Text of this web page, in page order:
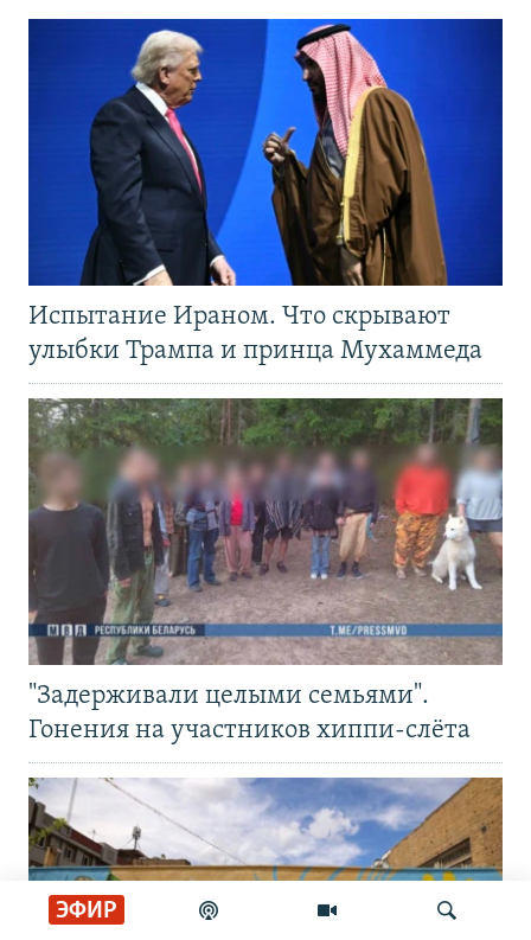
ЭФИР
Испытание Ираном. Что скрывают
улыбки Трампа и принца Мухаммеда
"Задерживали целыми семьями".
Гонения на участников хиппи-слёта